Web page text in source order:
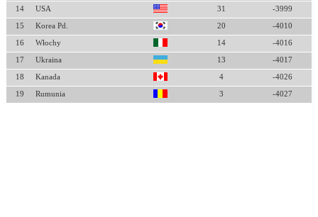
14 USA 31 -3999
15 Korea Pd. 20 -4010
16 Włochy 14 -4016
17 Ukraina 13 -4017
18 Kanada 4 -4026
19 Rumunia 3 -4027